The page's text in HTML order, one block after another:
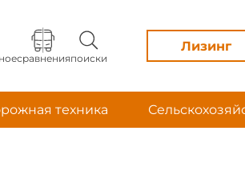
сравненияпоиски
Лизинг
техника